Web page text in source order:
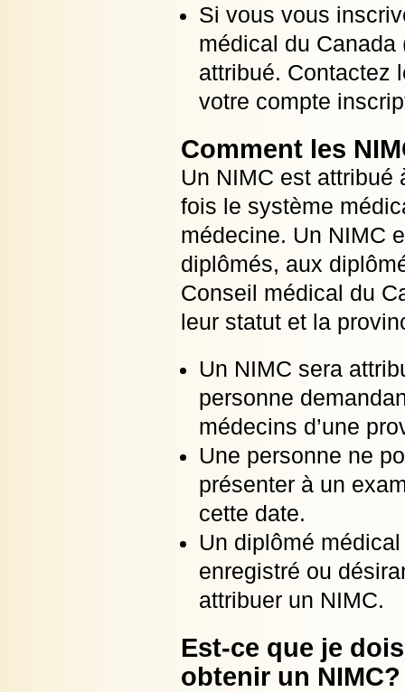
Si vous vous
médical du Canada
attribué. Contactez
votre compte
Comment les
Un NIMC est attribué
fois le système
médecine. Un NIMC
diplômés, aux
Conseil médical du
leur statut et la
Un NIMC sera
personne
médecins d’une
Une personne ne
présenter à un
cette date.
Un diplômé
enregistré ou
attribuer un NIMC.
Est-ce que je
obtenir un NIMC?